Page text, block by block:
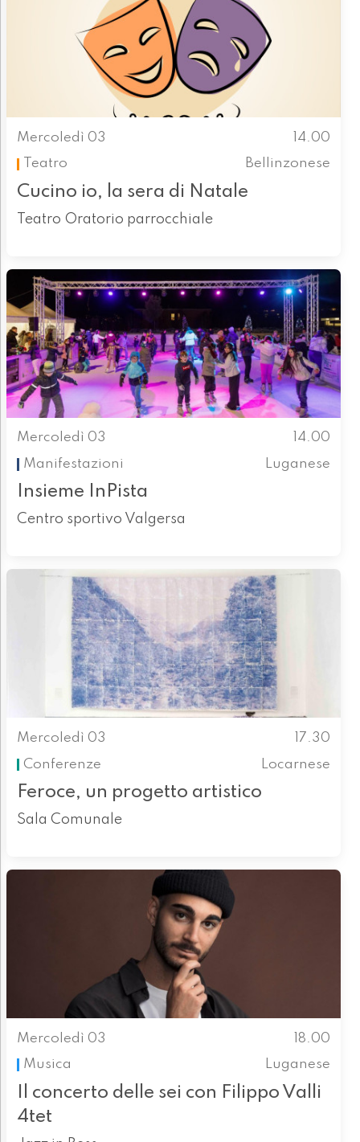
Mercoledì 03
14.00
Teatro
Bellinzonese
Cucino io, la sera di Natale
Teatro Oratorio parrocchiale
Mercoledì 03
14.00
Manifestazioni
Luganese
Insieme InPista
Centro sportivo Valgersa
Mercoledì 03
17.30
Conferenze
Locarnese
Feroce, un progetto artistico
Sala Comunale
Mercoledì 03
18.00
Musica
Luganese
Il concerto delle sei con Filippo Valli
4tet